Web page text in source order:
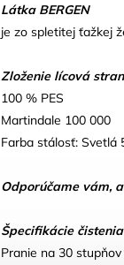
Látka BERGEN
je zo spletitej ťažkej
Zloženie lícová
100 % PES
Martindale 100 000
Farba stálosť: Svetlá
Odporúčame vám,
Špecifikácie čistenia
Pranie na 30